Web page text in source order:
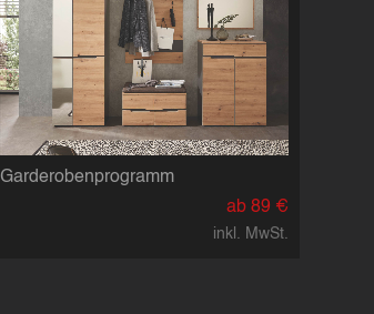
Garderobenprogramm
ab 89 €
inkl. MwSt.